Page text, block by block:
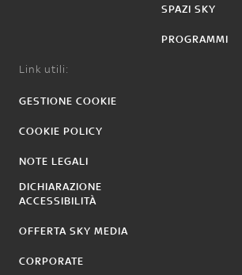
SPAZI SKY
PROGRAMMI
Link utili:
GESTIONE COOKIE
COOKIE POLICY
NOTE LEGALI
DICHIARAZIONE
ACCESSIBILITÀ
OFFERTA SKY MEDIA
CORPORATE